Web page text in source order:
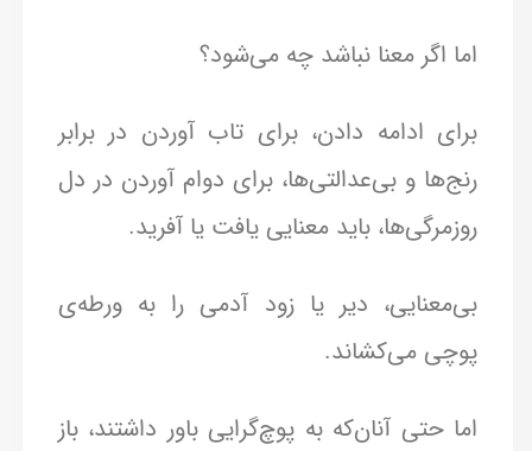
اما اگر معنا نباشد چه می‌شود؟
برای ادامه دادن، برای تاب آوردن در برابر
رنج‌ها و بی‌عدالتی‌ها، برای دوام آوردن در دل
روزمرگی‌ها، باید معنایی یافت یا آفرید.
بی‌معنایی، دیر یا زود آدمی را به ورطه‌ی
پوچی می‌کشاند.
اما حتی آنان‌که به پوچ‌گرایی باور داشتند، باز